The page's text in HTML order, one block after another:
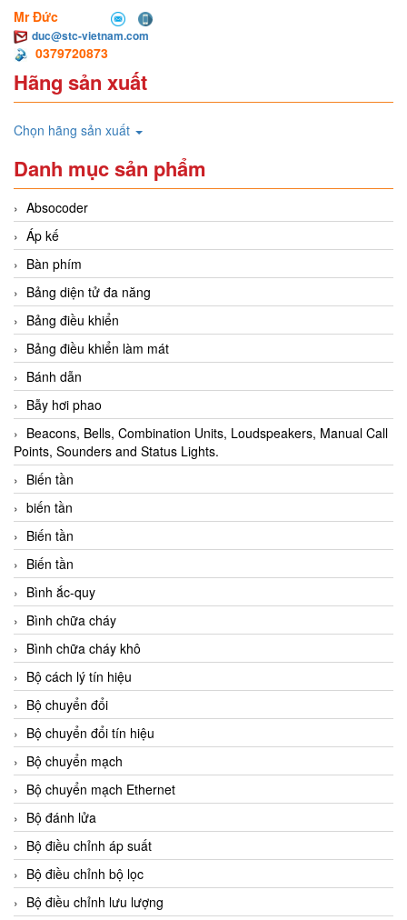
Mr Đức
duc@stc-vietnam.com
0379720873
Hãng sản xuất
Chọn hãng sản xuất
Danh mục sản phẩm
Absocoder
Áp kế
Bàn phím
Bảng diện tử đa năng
Bảng điều khiển
Bảng điều khiển làm mát
Bánh dẫn
Bẫy hơi phao
Beacons, Bells, Combination Units, Loudspeakers, Manual Call
Points, Sounders and Status Lights.
Biến tần
biến tần
Biến tần
Biến tần
Bình ắc-quy
Bình chữa cháy
Bình chữa cháy khô
Bộ cách lý tín hiệu
Bộ chuyển đổi
Bộ chuyển đổi tín hiệu
Bộ chuyển mạch
Bộ chuyển mạch Ethernet
Bộ đánh lửa
Bộ điều chỉnh áp suất
Bộ điều chỉnh bộ lọc
Bộ điều chỉnh lưu lượng